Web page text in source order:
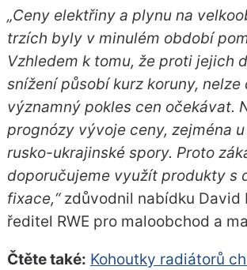
„Ceny elektřiny a plynu na
trzích byly v minulém období
Vzhledem k tomu, že proti jejich
snížení působí kurz koruny, nelze
významný pokles cen očekávat.
prognózy vývoje ceny, zejména
rusko-ukrajinské spory. Proto
doporučujeme využít produkty s
fixace,“zdůvodnil nabídku David
ředitel RWE pro maloobchod a
Čtěte také: Kohoutky radiátorů